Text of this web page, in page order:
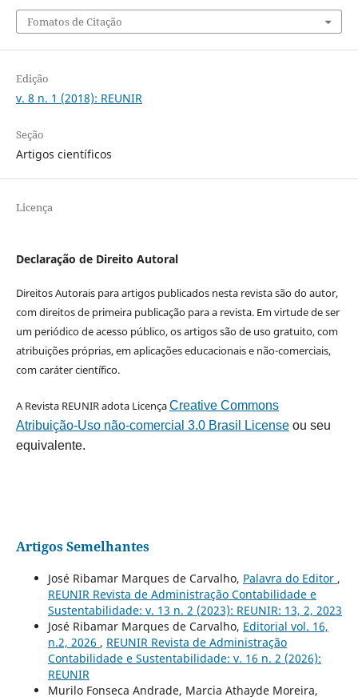
Fomatos de Citação
Edição
v. 8 n. 1 (2018): REUNIR
Seção
Artigos científicos
Licença
Declaração de Direito Autoral
Direitos Autorais para artigos publicados nesta revista são do autor,
com direitos de primeira publicação para a revista. Em virtude de ser
um periódico de acesso público, os artigos são de uso gratuito, com
atribuições próprias, em aplicações educacionais e não-comerciais,
com caráter científico.
A Revista REUNIR adota LicençaCreative Commons
Atribuição-Uso não-comercial 3.0 Brasil Licenseou seu
equivalente.
Artigos Semelhantes
José Ribamar Marques de Carvalho, Palavra do Editor ,
REUNIR Revista de Administração Contabilidade e
Sustentabilidade: v. 13 n. 2 (2023): REUNIR: 13, 2, 2023
José Ribamar Marques de Carvalho, Editorial vol. 16,
n.2, 2026 , REUNIR Revista de Administração
Contabilidade e Sustentabilidade: v. 16 n. 2 (2026):
REUNIR
Murilo Fonseca Andrade, Marcia Athayde Moreira,